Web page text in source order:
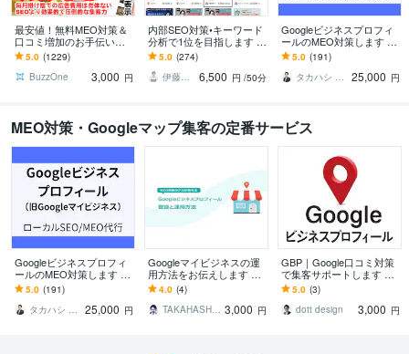
最安値！無料MEO対策＆
口コミ増加のお手伝いし
ます ⭐️日本人からの最適
なワードを含む対策でGo
ogle上位表示
5.0 (1229)
BuzzOne
3,000 円
内部SEO対策•キーワード
分析で1位を目指します ワ
ンレッスン地域名検索1位
の実績多数！全て満点評
価で継続中！
5.0 (274)
伊藤優里＠SEOに強いWEBサイト制作
6,500 円 /50分
Googleビジネスプロフィ
ールのMEO対策します オ
ンラインMTGあり！＋納
品後のチャット相談無
料！
5.0 (191)
タカハシ ヨウスケ
25,000 円
MEO対策・Googleマップ集客の定番サービス
Googleビジネスプロフィ
ールのMEO対策します オ
ンラインMTGあり！＋納
品後のチャット相談無
料！
5.0 (191)
タカハシ ヨウスケ
25,000 円
Googleマイビジネスの運
用方法をお伝えします ME
O対策で集客UP！方法さ
え分かれば本当に誰でも
できます！
4.0 (4)
TAKAHASHI0000 3,000 円
GBP｜Google口コミ対策
で集客サポートします Go
ogle運用を任せて本業に集
中できる環境づくりを支
援
5.0 (3)
dott design
3,000 円